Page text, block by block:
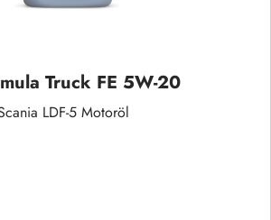
Truck FE 5W-20
LDF-5 Motoröl